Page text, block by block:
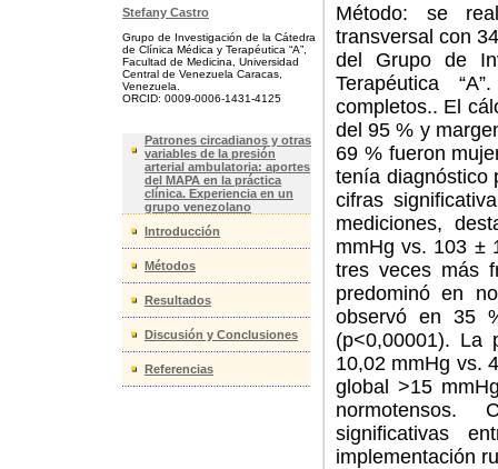
Stefany Castro
Grupo de Investigación de la Cátedra
de Clínica Médica y Terapéutica “A”,
Facultad de Medicina, Universidad
Central de Venezuela Caracas,
Venezuela.
ORCID: 0009-0006-1431-4125
Patrones circadianos y otras
variables de la presión
arterial ambulatoria: aportes
del MAPA en la práctica
clínica. Experiencia en un
grupo venezolano
Introducción
Métodos
Resultados
Discusión y Conclusiones
Referencias
Método: se
transversal con
del Grupo de
Terapéutica
completos.. El
del 95 % y
69 % fueron
tenía diagnóstico
cifras
mediciones,
mmHg vs. 103 ±
tres veces más
predominó en
observó en 35
(p<0,00001). La
10,02 mmHg vs.
global >15
normotensos.
significativas
implementación